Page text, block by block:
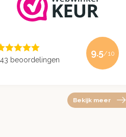
beoordelingen
9.5/10
Bekijk meer